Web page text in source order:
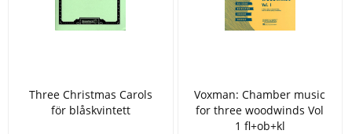
Three Christmas Carols
för blåskvintett
Voxman: Chamber music
for three woodwinds Vol
1 fl+ob+kl